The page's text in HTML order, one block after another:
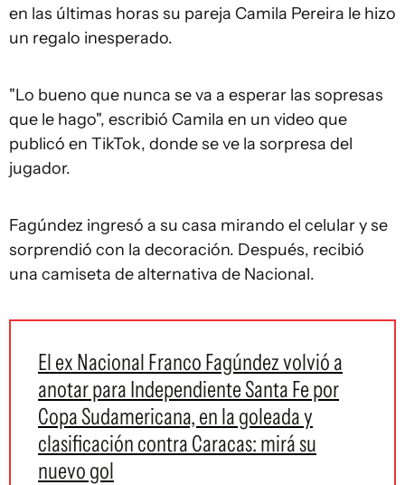
en las últimas horas su pareja Camila Pereira le hizo
un regalo inesperado.
"Lo bueno que nunca se va a esperar las sopresas
que le hago", escribió Camila en un video que
publicó en TikTok, donde se ve la sorpresa del
jugador.
Fagúndez ingresó a su casa mirando el celular y se
sorprendió con la decoración. Después, recibió
una camiseta de alternativa de Nacional.
El ex Nacional Franco Fagúndez volvió a
anotar para Independiente Santa Fe por
Copa Sudamericana, en la goleada y
clasificación contra Caracas: mirá su
nuevo gol